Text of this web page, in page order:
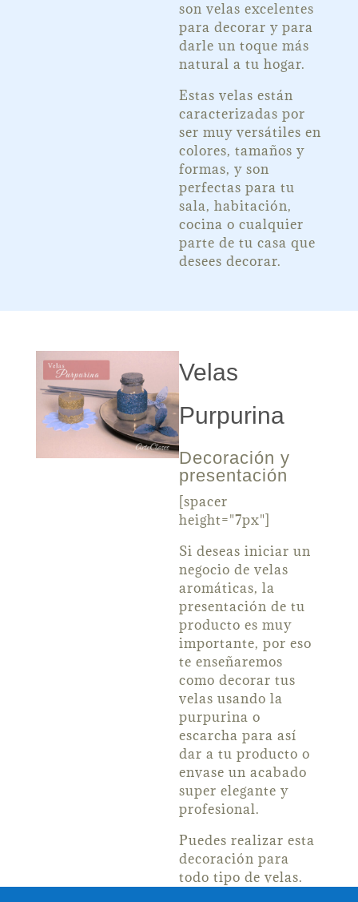
son velas excelentes
para decorar y para
darle un toque más
natural a tu hogar.
Estas velas están
caracterizadas por
ser muy versátiles en
colores, tamaños y
formas, y son
perfectas para tu
sala, habitación,
cocina o cualquier
parte de tu casa que
desees decorar.
Velas
Purpurina
Decoración y
presentación
[spacer
height="7px"]
Si deseas iniciar un
negocio de velas
aromáticas, la
presentación de tu
producto es muy
importante, por eso
te enseñaremos
como decorar tus
velas usando la
purpurina o
escarcha para así
dar a tu producto o
envase un acabado
super elegante y
profesional.
Puedes realizar esta
decoración para
todo tipo de velas.